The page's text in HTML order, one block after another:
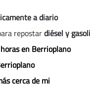
a diario
repostardiésel y
en Berrioplano
cerca de mi